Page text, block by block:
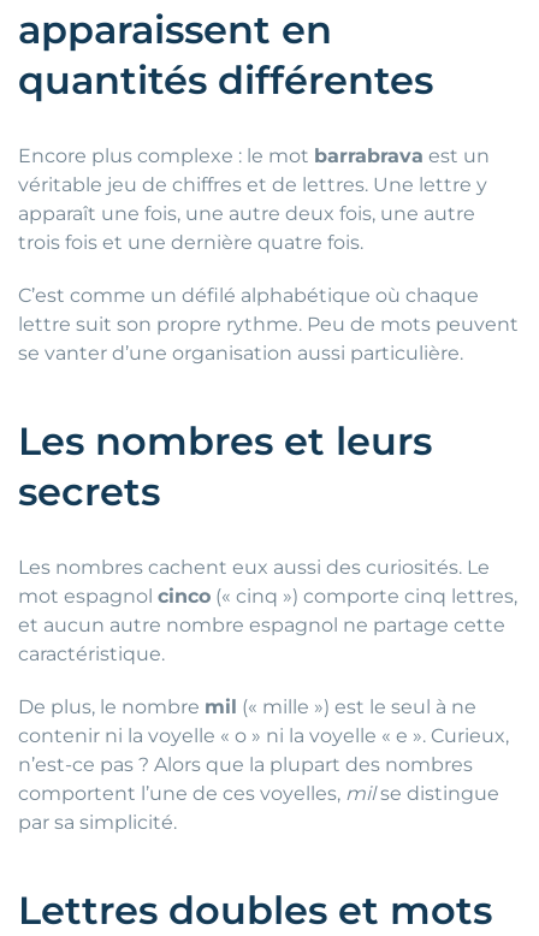
apparaissent en
quantités différentes
Encore plus complexe : le mot barrabrava est un
véritable jeu de chiffres et de lettres. Une lettre y
apparaît une fois, une autre deux fois, une autre
trois fois et une dernière quatre fois.
C’est comme un défilé alphabétique où chaque
lettre suit son propre rythme. Peu de mots peuvent
se vanter d’une organisation aussi particulière.
Les nombres et leurs
secrets
Les nombres cachent eux aussi des curiosités. Le
mot espagnol cinco (« cinq ») comporte cinq lettres,
et aucun autre nombre espagnol ne partage cette
caractéristique.
De plus, le nombre mil (« mille ») est le seul à ne
contenir ni la voyelle « o » ni la voyelle « e ». Curieux,
n’est-ce pas ? Alors que la plupart des nombres
comportent l’une de ces voyelles, milse distingue
par sa simplicité.
Lettres doubles et mots